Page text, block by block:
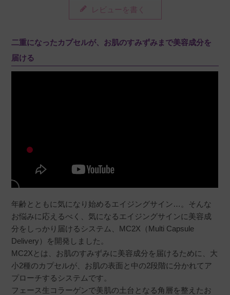
レビューを書く
二重になったカプセルが、お肌のすみずみまで美容成分を
届ける
年齢とともに気になり始めるエイジングサイン…。そんな
お悩みに応えるべく、気になるエイジングサインに美容成
分をしっかり届けるシステム、MC2X（Multi Capsule
Delivery）を開発しました。
MC2Xとは、お肌のすみずみに美容成分を届けるために、大
小2種のカプセルが、お肌の表面と中の2段階に分かれてア
プローチするシステムです。
フェース生コラーゲンで美肌の土台となる角層を整えたお